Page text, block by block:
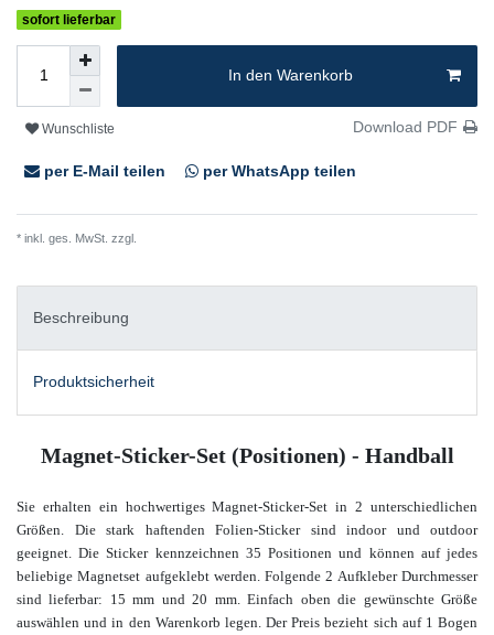
sofort lieferbar
In den Warenkorb
Wunschliste Download PDF
per E-Mail teilen per WhatsApp teilen
* inkl. ges. MwSt. zzgl.
Beschreibung
Produktsicherheit
Magnet-Sticker-Set (Positionen) - Handball
Sie erhalten ein hochwertiges Magnet-Sticker-Set in 2 unterschiedlichen
Größen. Die stark haftenden Folien-Sticker sind indoor und outdoor
geeignet. Die Sticker kennzeichnen 35 Positionen und können auf jedes
beliebige Magnetset aufgeklebt werden. Folgende 2 Aufkleber Durchmesser
sind lieferbar: 15 mm und 20 mm. Einfach oben die gewünschte Größe
auswählen und in den Warenkorb legen. Der Preis bezieht sich auf 1 Bogen